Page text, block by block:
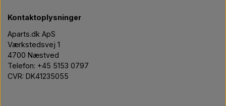
Kontaktoplysninger
Aparts.dk ApS
Værkstedsvej 1
4700 Næstved
Telefon: +45 5153 0797
CVR: DK41235055